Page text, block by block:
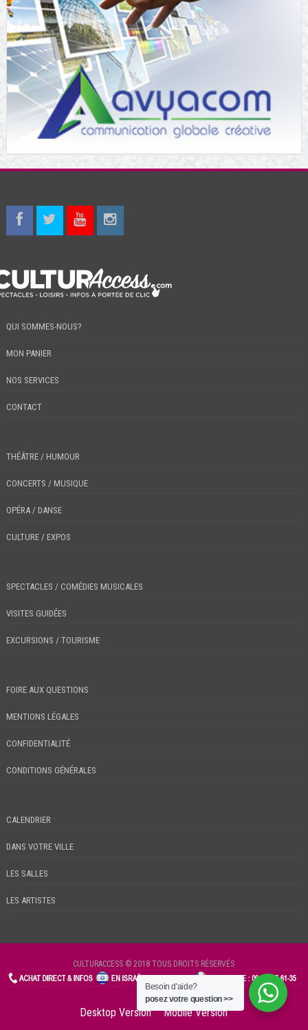
QUI SOMMES-NOUS?
MON PANIER
NOS SERVICES
CONTACT
THÉÂTRE / HUMOUR
CONCERTS / MUSIQUE
OPÉRA / DANSE
CULTURE / EXPOS
SPECTACLES / COMÉDIES MUSICALES
VISITES GUIDÉES
EXCURSIONS / TOURISME
FOIRE AUX QUESTIONS
MENTIONS LÉGALES
CONFIDENTIALITÉ
CONDITIONS GÉNÉRALES
CALENDRIER
DANS VOTRE VILLE
LES SALLES
LES ARTISTES
CULTURACCESS © 2018 TOUS DROITS RÉSERVÉS
CHECKIN
Desktop Version Mobile Version
Besoin d'aide?
posez votre question >>